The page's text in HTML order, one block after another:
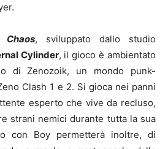
, sviluppato dallo studio
Cylinder, il gioco è ambientato
di Zenozoik, un mondo punk-
Clash 1 e 2. Si gioca nei panni
esperto che vive da recluso,
strani nemici durante tutta la sua
con Boy permetterà inoltre, di